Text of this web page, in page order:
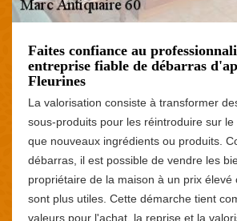
Faites confiance au
entreprise fiable de débarras
Fleurines
La valorisation consiste à transformer
sous-produits pour les réintroduire sur
que nouveaux ingrédients ou produits.
débarras, il est possible de vendre les
propriétaire de la maison à un prix élevé
sont plus utiles. Cette démarche tient
valeurs pour l'achat, la reprise et la